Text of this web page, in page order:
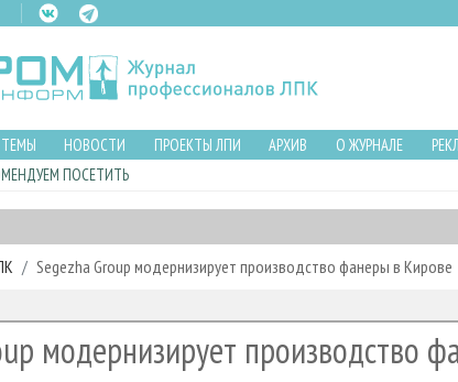
ТЕМЫ НОВОСТИ ПРОЕКТЫ ЛПИ АРХИВ О ЖУРНАЛЕ
ПОСЕТИТЬ
Segezha Group модернизирует производство фанеры в Кирове
модернизирует производство